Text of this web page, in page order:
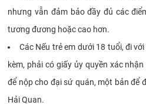
nhưng vẫn đảm bảo đầy đủ các
tương đương hoặc cao hơn.
Các Nếu trẻ em dưới 18 tuổi, đi
kèm, phải có giấy ủy quyền xác
để nộp cho đại sứ quán, một bản để
Hải Quan.